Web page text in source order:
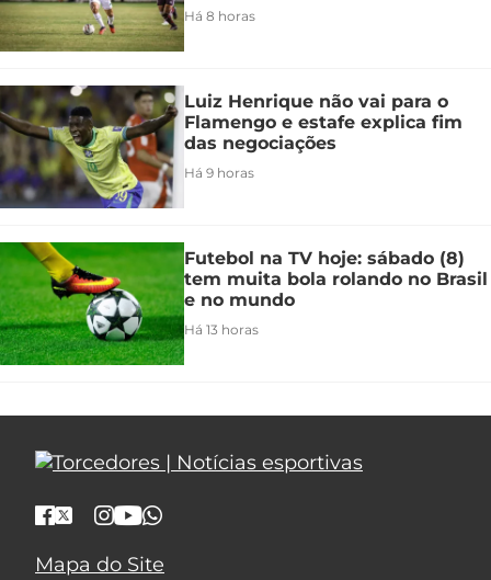
Há 8 horas
Luiz Henrique não vai para o
Flamengo e estafe explica fim
das negociações
Há 9 horas
Futebol na TV hoje: sábado (8)
tem muita bola rolando no Brasil
e no mundo
Há 13 horas
Mapa do Site